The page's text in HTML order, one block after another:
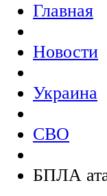
Главная
Новости
Украина
СВО
БПЛА